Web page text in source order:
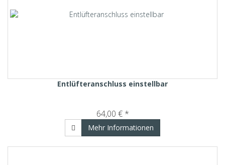
Entlüfteranschluss einstellbar
64,00 € *
Mehr Informationen